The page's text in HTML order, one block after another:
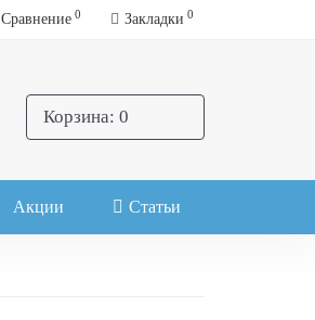
Сравнение 0 Закладки 0
Корзина: 0
Акции Статьи